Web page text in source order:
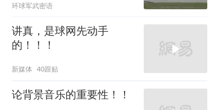
环球军武密语
讲真，是球网先动手
的！！！
新媒体 40跟贴
论背景音乐的重要性！！